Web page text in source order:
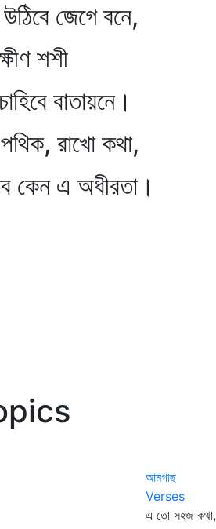
জেগে বনে,
শশী
বাতায়নে।
রাখো কথা,
এ অধীরতা।
আমগাছ
Verses
এ তো সহজ কথা,